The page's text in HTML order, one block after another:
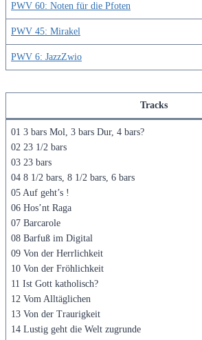
PWV 60: Noten für die Pfoten
PWV 45: Mirakel
PWV 6: JazzZwio
Tracks
01 3 bars Mol, 3 bars Dur, 4 bars?
02 23 1/2 bars
03 23 bars
04 8 1/2 bars, 8 1/2 bars, 6 bars
05 Auf geht’s !
06 Hos’nt Raga
07 Barcarole
08 Barfuß im Digital
09 Von der Herrlichkeit
10 Von der Fröhlichkeit
11 Ist Gott katholisch?
12 Vom Alltäglichen
13 Von der Traurigkeit
14 Lustig geht die Welt zugrunde